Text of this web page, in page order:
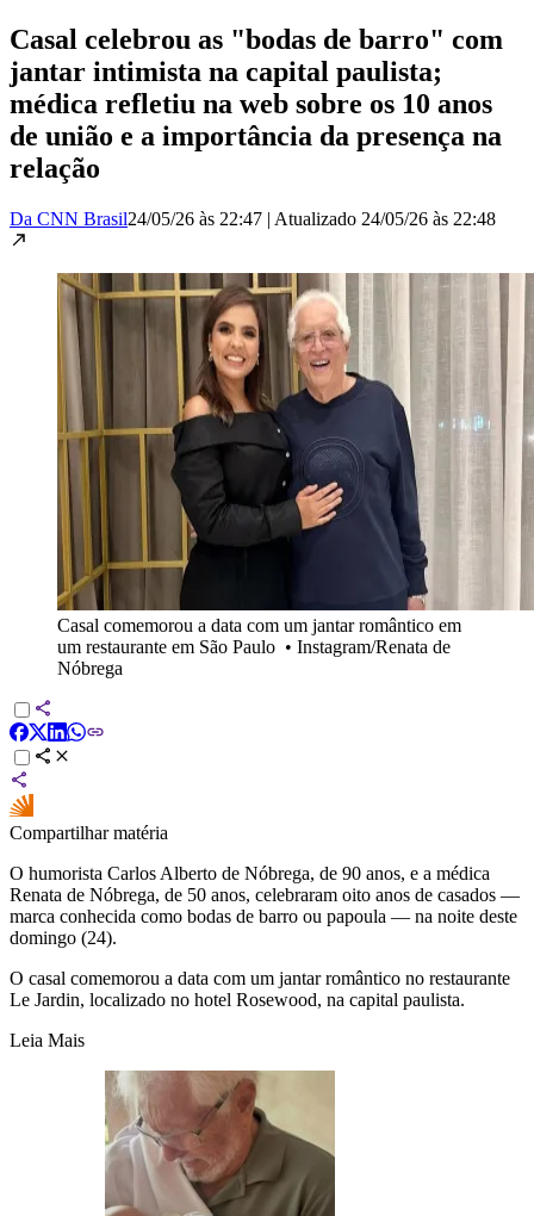
Casal celebrou as "bodas de barro" com
jantar intimista na capital paulista;
médica refletiu na web sobre os 10 anos
de união e a importância da presença na
relação
Da CNN Brasil24/05/26 às 22:47 | Atualizado 24/05/26 às 22:48
Casal comemorou a data com um jantar romântico em
um restaurante em São Paulo • Instagram/Renata de
Nóbrega
Compartilhar matéria
O humorista Carlos Alberto de Nóbrega, de 90 anos, e a médica
Renata de Nóbrega, de 50 anos, celebraram oito anos de casados —
marca conhecida como bodas de barro ou papoula — na noite deste
domingo (24).
O casal comemorou a data com um jantar romântico no restaurante
Le Jardin, localizado no hotel Rosewood, na capital paulista.
Leia Mais